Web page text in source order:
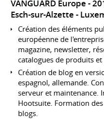
VANGUARD Europe
Esch-sur-Alzette
Création des éléments
européenne de
magazine, newsletter,
catalogues de produits
Création de blog en
espagnol, allemande.
serveur et maintenance.
Hootsuite. Formation
blogs.